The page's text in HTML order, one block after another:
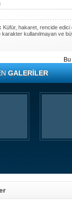
Küfür, hakaret, rencide edici
kullanılmayan ve
GALERİLER